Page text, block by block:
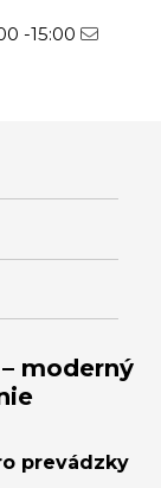
-15:00
moderný
prevádzky